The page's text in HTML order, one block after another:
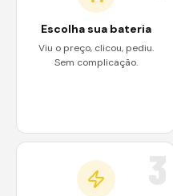
Escolha sua bateria
Viu o preço, clicou, pediu.
Sem complicação.